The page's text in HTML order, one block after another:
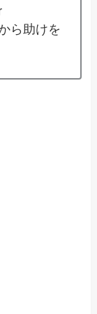
ら助けを